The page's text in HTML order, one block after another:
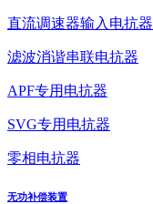
直流调速器输入电抗器
滤波消谐串联电抗器
APF专用电抗器
SVG专用电抗器
零相电抗器
无功补偿装置